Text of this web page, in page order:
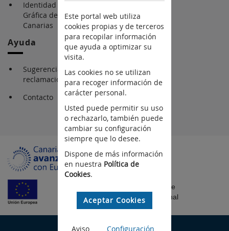
Identidad Corporativa
Gráfica del Gobierno de
Canarias
Ayuda
Sugerencia y
reclamaciones
Contacto
Fondo Europeo de
Desarrollo Regional
©Gobierno de Canarias
Este portal web utiliza
cookies propias y de terceros
para recopilar información
que ayuda a optimizar su
visita.
Las cookies no se utilizan
para recoger información de
carácter personal.
Usted puede permitir su uso
o rechazarlo, también puede
cambiar su configuración
siempre que lo desee.
Dispone de más información
en nuestra Política de
Cookies.
Aceptar Cookies
Aviso Configuración